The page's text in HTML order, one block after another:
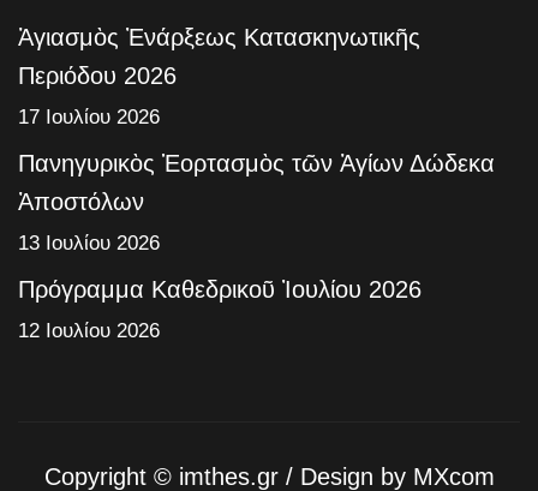
Ἁγιασμὸς Ἐνάρξεως Κατασκηνωτικῆς
Περιόδου 2026
17 Ιουλίου 2026
Πανηγυρικὸς Ἑορτασμὸς τῶν Ἁγίων Δώδεκα
Ἀποστόλων
13 Ιουλίου 2026
Πρόγραμμα Καθεδρικοῦ Ἰουλίου 2026
12 Ιουλίου 2026
Copyright © imthes.gr/ Design by MXcom